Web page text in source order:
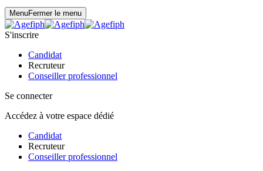
MenuFermer le menu
S'inscrire
Candidat
Recruteur
Conseiller professionnel
Se connecter
Accédez à votre espace dédié
Candidat
Recruteur
Conseiller professionnel